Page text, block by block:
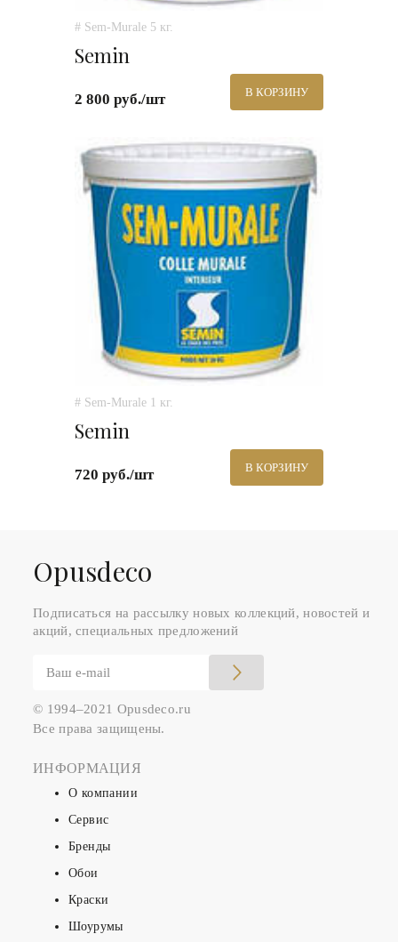
# Sem-Murale 5 кг.
Semin
2 800 руб./шт В КОРЗИНУ
# Sem-Murale 1 кг.
Semin
720 руб./шт В КОРЗИНУ
Оpusdeco
Подписаться на рассылку новых коллекций, новостей и
акций, специальных предложений
© 1994–2021 Opusdeco.ru
Все права защищены.
ИНФОРМАЦИЯ
О компании
Сервис
Бренды
Обои
Краски
Шоурумы